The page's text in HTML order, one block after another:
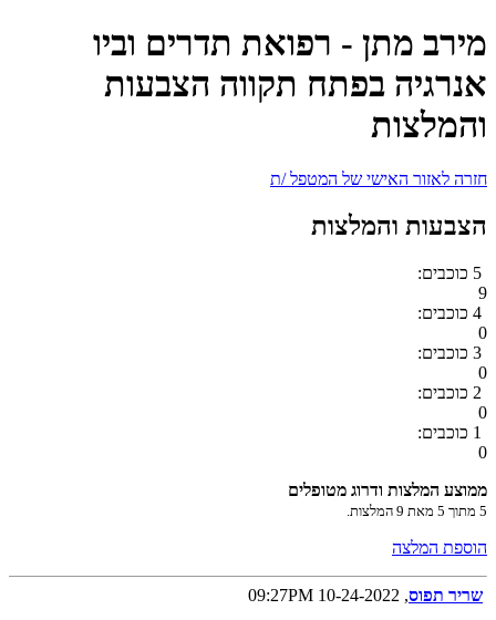
מירב מתן - רפואת תדרים וביו
אנרגיה בפתח תקווה הצבעות
והמלצות
חזרה לאזור האישי של המטפל /ת
הצבעות והמלצות
5 כוכבים:
9
4 כוכבים:
0
3 כוכבים:
0
2 כוכבים:
0
1 כוכבים:
0
ממוצע המלצות ודרוג מטופלים
5 מתוך 5 מאת 9 המלצות.
הוספת המלצה
שריר תפוס, 10-24-2022 09:27PM